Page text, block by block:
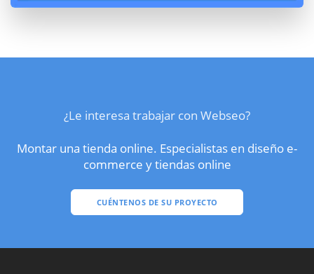
¿Le interesa trabajar con Webseo?
Montar una tienda online. Especialistas en diseño e-
commerce y tiendas online
CUÉNTENOS DE SU PROYECTO